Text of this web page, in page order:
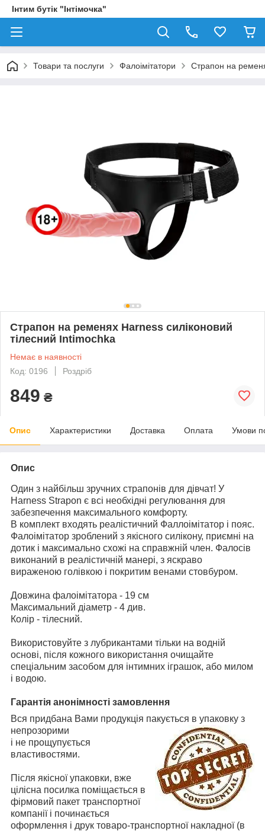
Інтим бутік "Інтімочка"
Товари та послуги Фалоімітатори Страпон на
Страпон на ременях Harness силіконовий
тілесний Intimochka
Немає в наявності
Код: 0196
Роздріб
849 ₴
Опис Характеристики Доставка Оплата Умови
Опис
Один з найбільш зручних страпонів для дівчат! У
Harness Strapon є всі необхідні регулювання для
забезпечення максимального комфорту.
В комплект входять реалістичний Фаллоімітатор і пояс.
Фалоімітатор зроблений з якісного силікону, приємні на
дотик і максимально схожі на справжній член. Фалосів
виконаний в реалістичній манері, з яскраво
вираженою голівкою і покритим венами стовбуром.
Довжина фалоімітатора - 19 см
Максимальний діаметр - 4 див.
Колір - тілесний.
Використовуйте з лубрикантами тільки на водній
основі, після кожного використання очищайте
спеціальним засобом для інтимних іграшок, або милом
і водою.
Гарантія анонімності замовлення
Вся придбана Вами продукція пакується в упаковку з
непрозорими
і не прощупується
властивостями.
Після якісної упаковки, вже
цілісна посилка поміщається в
фірмовий пакет транспортної
компанії і починається
оформлення і друк товаро-транспортної накладної (в